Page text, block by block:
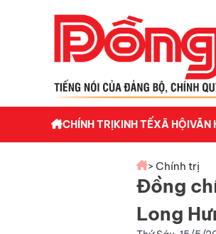
CHÍNH TRỊKINH TẾXÃ HỘIVĂN
> Chính trị
Đồng
Long